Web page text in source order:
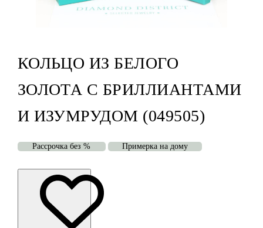
КОЛЬЦО ИЗ БЕЛОГО
ЗОЛОТА С БРИЛЛИАНТАМИ
И ИЗУМРУДОМ (049505)
Рассрочка без % Примерка на дому